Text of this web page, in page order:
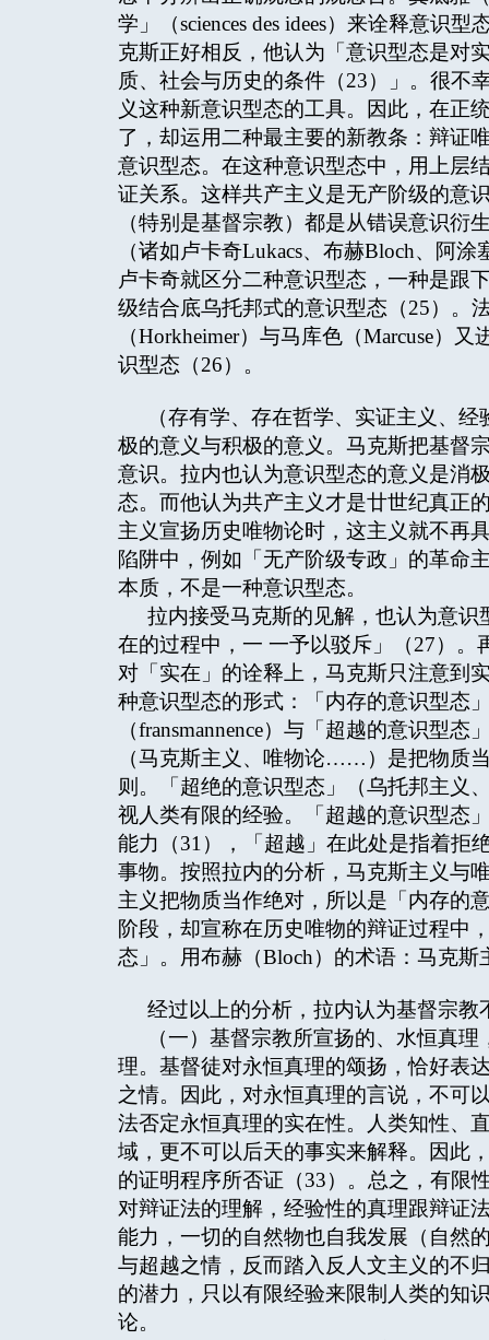
学」（sciences des idees）来诠释意识
克斯正好相反，他认为「意识型态是对
质、社会与历史的条件（23）」。很不
义这种新意识型态的工具。因此，在正
了，却运用二种最主要的新教条：辩证
意识型态。在这种意识型态中，用上层
证关系。这样共产主义是无产阶级的意
（特别是基督宗教）都是从错误意识
（诸如卢卡奇Lukacs、布赫Bloch、阿
卢卡奇就区分二种意识型态，一种是跟
级结合底乌托邦式的意识型态（25）。
（Horkheimer）与马库色（Marcuse）
识型态（26）。
（存有学、存在哲学、实证主义、
极的意义与积极的意义。马克斯把基督
意识。拉内也认为意识型态的意义是消
态。而他认为共产主义才是廿世纪真正
主义宣扬历史唯物论时，这主义就不再
陷阱中，例如「无产阶级专政」的革命
本质，不是一种意识型态。
拉内接受马克斯的见解，也认为意
在的过程中，一 一予以驳斥」（27）
对「实在」的诠释上，马克斯只注意到
种意识型态的形式：「内存的意识型态
（fransmannence）与「超越的意识型
（马克斯主义、唯物论……）是把物质
则。「超绝的意识型态」（乌托邦主
视人类有限的经验。「超越的意识型
能力（31），「超越」在此处是指着拒
事物。按照拉内的分析，马克斯主义与
主义把物质当作绝对，所以是「内存的
阶段，却宣称在历史唯物的辩证过程中
态」。用布赫（Bloch）的术语：马克
经过以上的分析，拉内认为基督宗
（一）基督宗教所宣扬的、水恒真
理。基督徒对永恒真理的颂扬，恰好表
之情。因此，对永恒真理的言说，不可
法否定永恒真理的实在性。人类知性、
域，更不可以后天的事实来解释。因此
的证明程序所否证（33）。总之，有限
对辩证法的理解，经验性的真理跟辩证
能力，一切的自然物也自我发展（自然
与超越之情，反而踏入反人文主义的不
的潜力，只以有限经验来限制人类的知
论。